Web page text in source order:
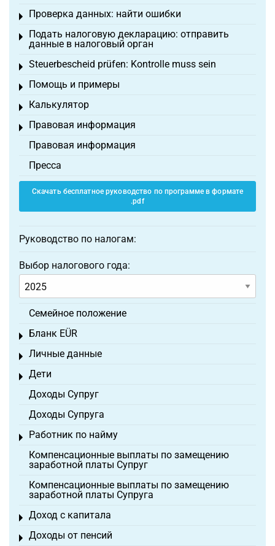
Проверка данных: найти ошибки
Toggle menu
Подать налоговую декларацию: отправить
данные в налоговый орган
Toggle menu
Steuerbescheid prüfen: Kontrolle muss sein
Toggle menu
Помощь и примеры
Toggle menu
Калькулятор
Toggle menu
Правовая информация
Toggle menu
Правовая информация
Пресса
Скачать бесплатное руководство по программе в формате
.pdf
Руководство по налогам:
Выбор налогового года:
Семейное положение
Бланк EÜR
Toggle menu
Личные данные
Toggle menu
Дети
Toggle menu
Доходы Супруг
Доходы Супруга
Работник по найму
Toggle menu
Компенсационные выплаты по замещению
заработной платы Супруг
Компенсационные выплаты по замещению
заработной платы Супруга
Доход с капитала
Toggle menu
Доходы от пенсий
Toggle menu